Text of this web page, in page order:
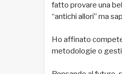
fatto provare una
“antichi allori” ma
Ho affinato
metodologie o